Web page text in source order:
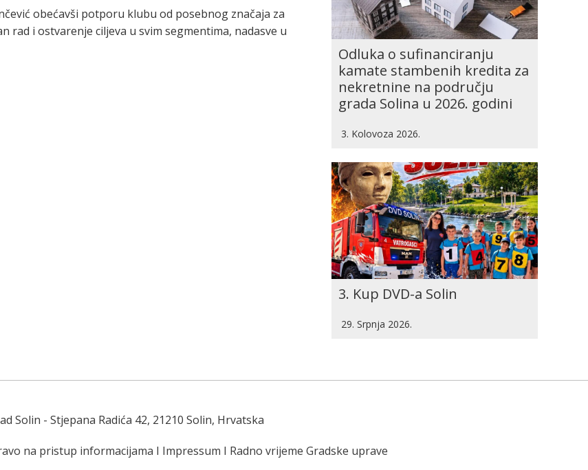
obećavši potporu klubu od posebnog značaja za
rad i ostvarenje ciljeva u svim segmentima, nadasve u
Odluka o sufinanciranju
kamate stambenih kredita za
nekretnine na području
grada Solina u 2026. godini
3. Kolovoza 2026.
3. Kup DVD-a Solin
29. Srpnja 2026.
Solin - Stjepana Radića 42, 21210 Solin, Hrvatska
na pristup informacijama I Impressum I Radno vrijeme Gradske uprave